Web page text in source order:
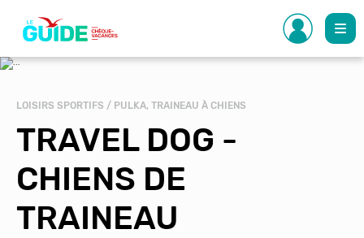
contenu
principal
LOISIRS SPORTIFS / PULKA, TRAINEAU À CHIENS
TRAVEL DOG -
CHIENS DE
TRAINEAU